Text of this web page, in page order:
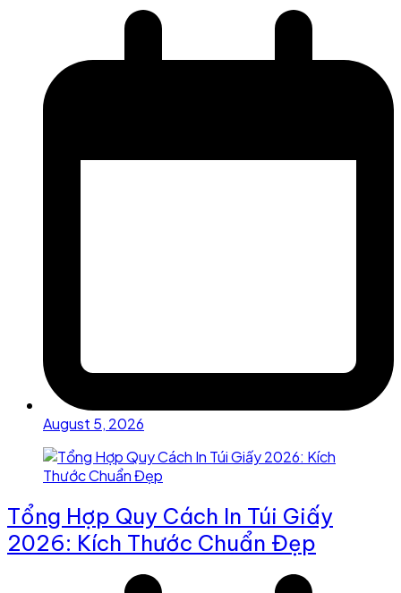
August 5, 2026
Tổng Hợp Quy Cách In Túi Giấy
2026: Kích Thước Chuẩn Đẹp